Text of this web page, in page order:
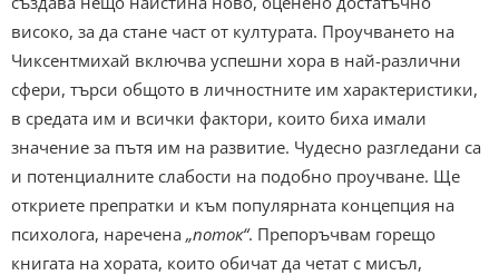
високо, за да стане част от културата. Проучването на
Чиксентмихай включва успешни хора в най-различни
сфери, търси общото в личностните им характеристики,
в средата им и всички фактори, които биха имали
значение за пътя им на развитие. Чудесно разгледани са
и потенциалните слабости на подобно проучване. Ще
откриете препратки и към популярната концепция на
психолога, наречена „поток“. Препоръчвам горещо
книгата на хората, които обичат да четат с мисъл,